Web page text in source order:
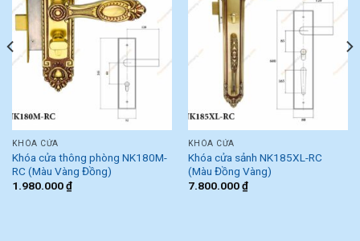
KHÓA CỬA
Khóa cửa thông phòng NK180M-
RC (Màu Vàng Đồng)
1.980.000₫
KHÓA CỬA
Khóa cửa sảnh NK185XL-RC
(Màu Đồng Vàng)
7.800.000₫